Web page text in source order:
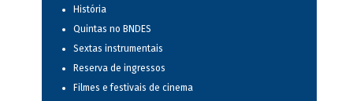
História
Quintas no BNDES
Sextas instrumentais
Reserva de ingressos
Filmes e festivais de cinema